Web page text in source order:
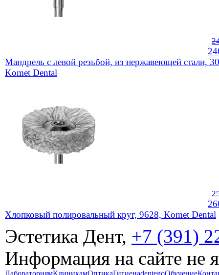
Мандрель с левой резьбой, из нержавеющей стали,
Komet Dental
Хлопковый полировальный круг, 9628, Komet Dental
Эстетика Дент, +7 (391)
Информация на сайте не